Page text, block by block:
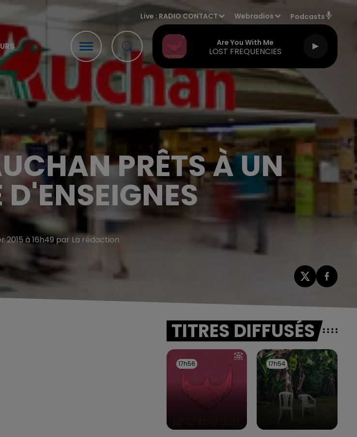
Live : RADIO CONTACT Webradios Podcasts
Are You With Me
LOST FREQUENCIES
PRÊTS À UN
2015 à 16h49 par La rédaction
TITRES DIFFUSÉS
17h56
17h56 17h54
17h54